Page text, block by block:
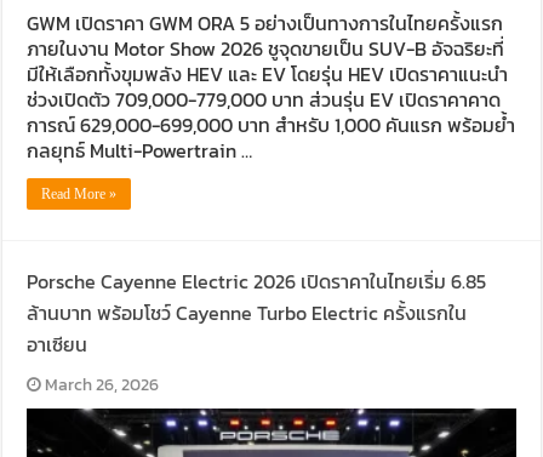
GWM เปิดราคา GWM ORA 5 อย่างเป็นทางการในไทยครั้งแรก
ภายในงาน Motor Show 2026 ชูจุดขายเป็น SUV-B อัจฉริยะที่
มีให้เลือกทั้งขุมพลัง HEV และ EV โดยรุ่น HEV เปิดราคาแนะนำ
ช่วงเปิดตัว 709,000-779,000 บาท ส่วนรุ่น EV เปิดราคาคาด
การณ์ 629,000-699,000 บาท สำหรับ 1,000 คันแรก พร้อมย้ำ
กลยุทธ์ Multi-Powertrain …
Read More »
Porsche Cayenne Electric 2026 เปิดราคาในไทยเริ่ม 6.85
ล้านบาท พร้อมโชว์ Cayenne Turbo Electric ครั้งแรกใน
อาเซียน
March 26, 2026